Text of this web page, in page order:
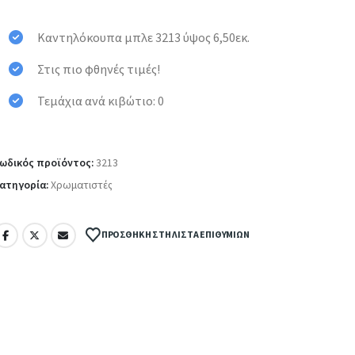
Καντηλόκουπα μπλε 3213 ύψος 6,50εκ.
Στις πιο φθηνές τιμές!
Τεμάχια ανά κιβώτιο: 0
προϊόντος:3213
Χρωματιστές
ΠΡΟΣΘΉΚΗ ΣΤΗ ΛΊΣΤΑ ΕΠΙΘΥΜΙΏΝ